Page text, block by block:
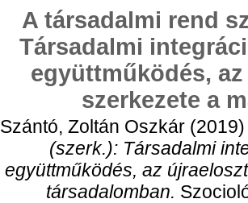
A társadalmi rend
Társadalmi
együttműködés,
szerkezete a
Szántó, Zoltán Oszkár
(szerk.): Társadalmi
együttműködés, az
társadalomban.